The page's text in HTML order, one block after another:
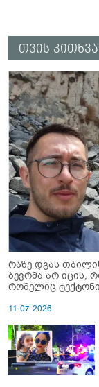
თვის
რაზე დგას
ბევრმა არ იცის,
რომელიც
11-07-2026